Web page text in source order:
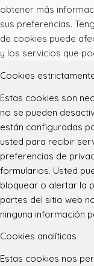
obtener más
sus preferencias.
de cookies puede
y los servicios que
Cookies
Estas cookies son
no se pueden
están configuradas
usted para recibir
preferencias de
formularios. Usted
bloquear o alertar la
partes del sitio web
ninguna información
Cookies analíticas
Estas cookies nos